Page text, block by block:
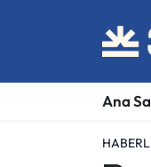
Ana